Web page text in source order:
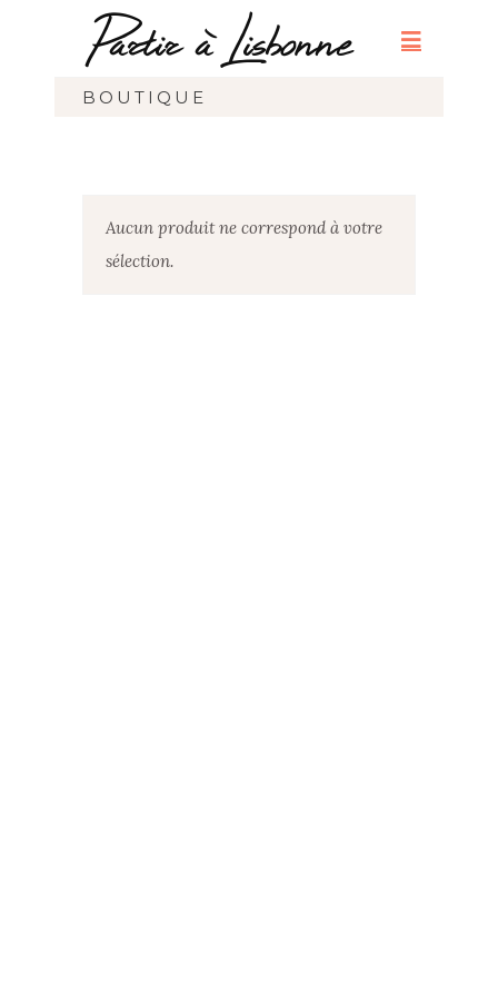
BOUTIQUE
Aucun produit ne correspond à votre
sélection.